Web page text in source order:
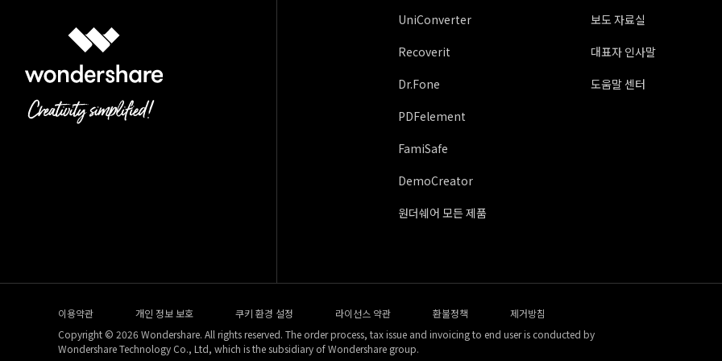
UniConverter
Recoverit
Dr.Fone
PDFelement
FamiSafe
DemoCreator
원더쉐어 모든 제품
보도 자료실
대표자 인사말
도움말 센터
이용약관 개인 정보 보호 쿠키 환경 설정 라이선스 약관 환불정책
제거방침
Copyright © 2026 Wondershare. All rights reserved. The order process, tax issue and invoicing to end user is conducted by
Wondershare Technology Co., Ltd, which is the subsidiary of Wondershare group.